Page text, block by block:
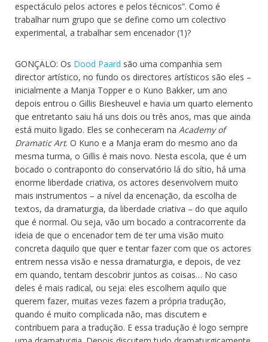
espectáculo pelos actores e pelos técnicos”. Como é
trabalhar num grupo que se define como um colectivo
experimental, a trabalhar sem encenador (1)?
GONÇALO: Os Dood Paard são uma companhia sem
director artístico, no fundo os directores artísticos são eles –
inicialmente a Manja Topper e o Kuno Bakker, um ano
depois entrou o Gillis Biesheuvel e havia um quarto elemento
que entretanto saiu há uns dois ou três anos, mas que ainda
está muito ligado. Eles se conheceram na Academy of
Dramatic Art. O Kuno e a Manja eram do mesmo ano da
mesma turma, o Gillis é mais novo. Nesta escola, que é um
bocado o contraponto do conservatório lá do sítio, há uma
enorme liberdade criativa, os actores desenvolvem muito
mais instrumentos – a nível da encenação, da escolha de
textos, da dramaturgia, da liberdade criativa – do que aquilo
que é normal. Ou seja, vão um bocado a contracorrente da
ideia de que o encenador tem de ter uma visão muito
concreta daquilo que quer e tentar fazer com que os actores
entrem nessa visão e nessa dramaturgia, e depois, de vez
em quando, tentam descobrir juntos as coisas… No caso
deles é mais radical, ou seja: eles escolhem aquilo que
querem fazer, muitas vezes fazem a própria tradução,
quando é muito complicada não, mas discutem e
contribuem para a tradução. E essa tradução é logo sempre